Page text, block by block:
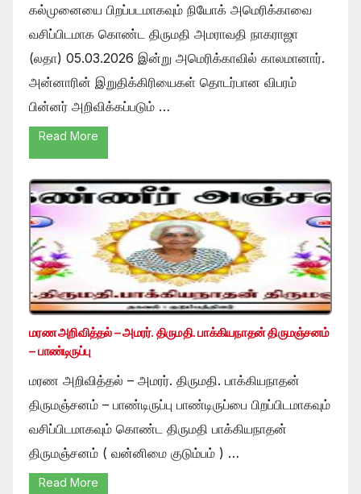
கல்முனையை பிறப்படமாகவும் நியோக் அமெரிக்காவை
வசிப்பிடமாக கொண்ட திருமதி அமராவதி நாகராஜா
(லதா) 05.03.2026 இன்று அமெரிக்காவில் காலமானார்.
அன்னாரின் இறுதிக்கிரியைகள் தொடர்பான விபரம்
பின்னர் அறிவிக்கப்படும் …
Read More
மரண அறிவித்தல் – அமரர். திருமதி. பாக்கியநாதன் திருமஞ்சனம்
– பாண்டிருப்பு
மரண அறிவித்தல் – அமரர். திருமதி. பாக்கியநாதன்
திருமஞ்சனம் – பாண்டிருப்பு பாண்டிருப்பை பிறப்பிடமாகவும்
வசிப்பிடமாகவும் கொண்ட திருமதி பாக்கியநாதன்
திருமஞ்சனம் ( வன்னிமை குடும்பம் ) …
Read More